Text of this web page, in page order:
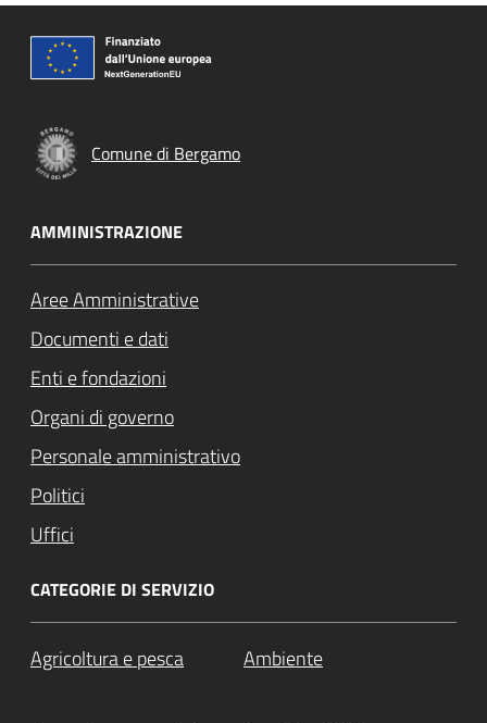
Comune di Bergamo
AMMINISTRAZIONE
Aree Amministrative
Documenti e dati
Enti e fondazioni
Organi di governo
Personale amministrativo
Politici
Uffici
CATEGORIE DI SERVIZIO
Agricoltura e pesca Ambiente